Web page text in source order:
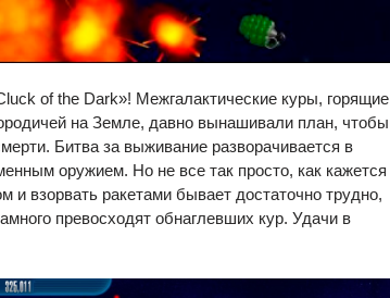
of the Dark»! Межгалактические куры, горящие
на Земле, давно вынашивали план, чтобы
Битва за выживание разворачивается в
оружием. Но не все так просто, как кажется
взорвать ракетами бывает достаточно трудно,
превосходят обнаглевших кур. Удачи в